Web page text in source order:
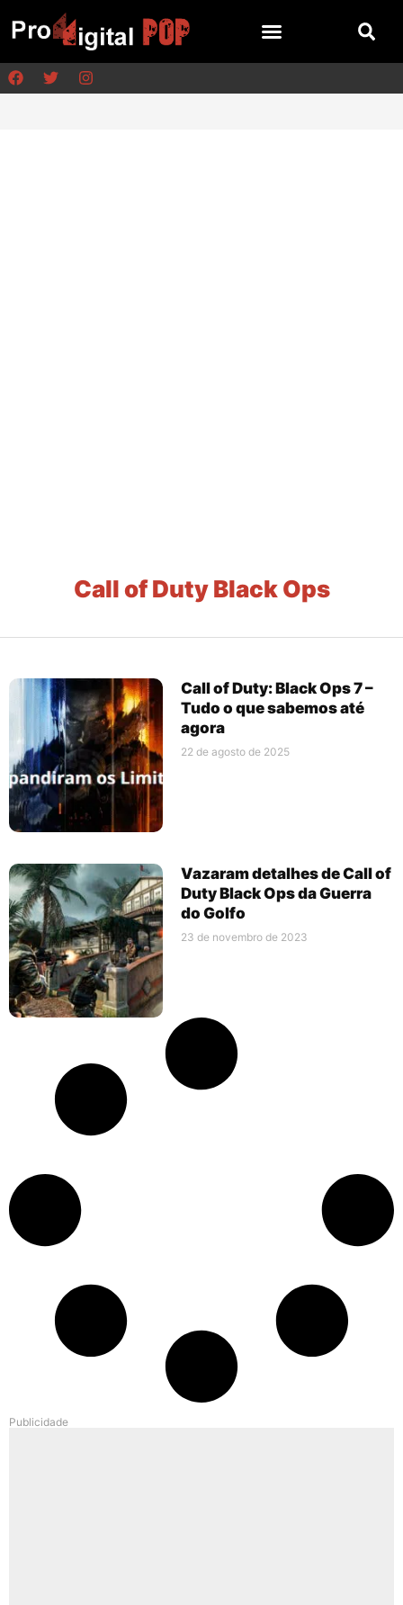
Call of Duty Black Ops
Call of Duty: Black Ops 7 –
Tudo o que sabemos até
agora
22 de agosto de 2025
Vazaram detalhes de Call of
Duty Black Ops da Guerra
do Golfo
23 de novembro de 2023
Publicidade